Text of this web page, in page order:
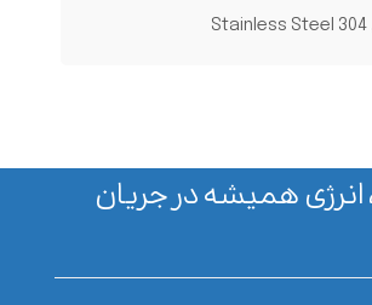
انرژی همیشه در جریان